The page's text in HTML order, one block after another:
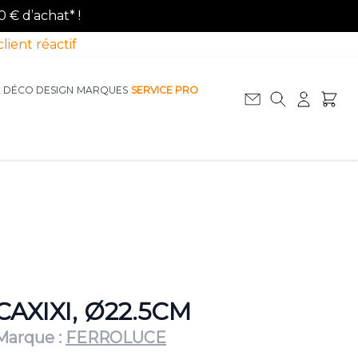
€ d’achat* !
réactif
DÉCO DESIGN MARQUES SERVICE PRO
Ø22.5CM
: FERROLUCE